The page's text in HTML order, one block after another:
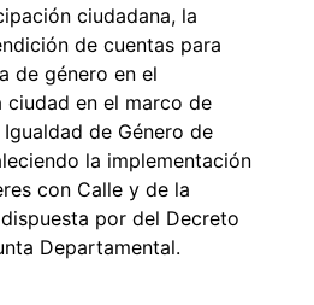
ciudadana, la
de cuentas para
de género en el
ciudad en el marco de
de Género de
la implementación
con Calle y de la
por del Decreto
Departamental.